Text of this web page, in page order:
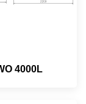
4000L